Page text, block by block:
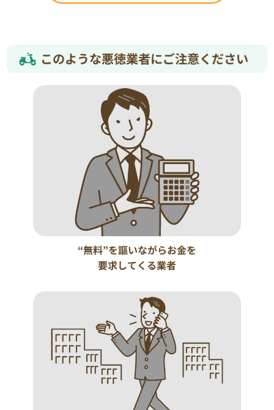
このような悪徳業者にご注意ください
“無料”を謳いながらお金を
要求してくる業者